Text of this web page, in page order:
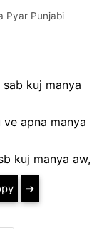
Pyar Punjabi
kuj manya
apna manya
kuj manya aw,
➔